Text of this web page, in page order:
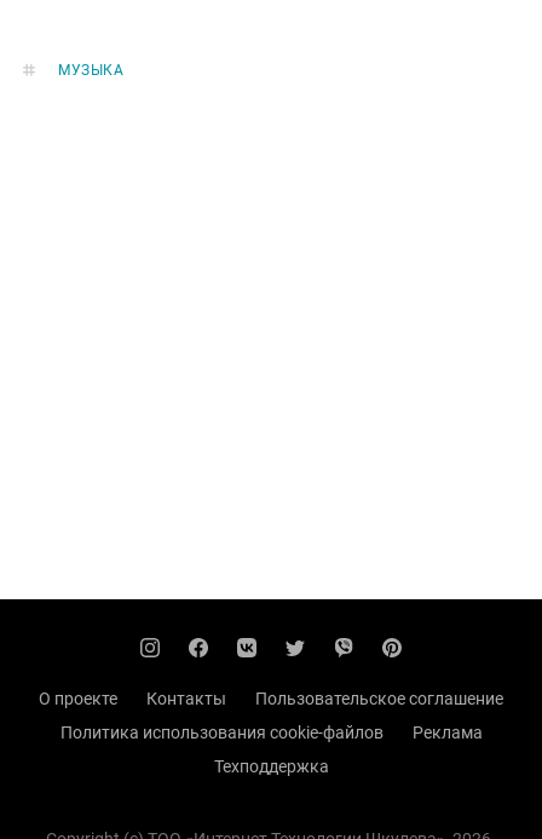
МУЗЫКА
О проекте Контакты
Пользовательское соглашение
Политика использования cookie-файлов
Реклама
Техподдержка